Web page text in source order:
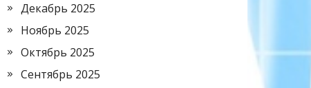
Декабрь 2025
Ноябрь 2025
Октябрь 2025
Сентябрь 2025